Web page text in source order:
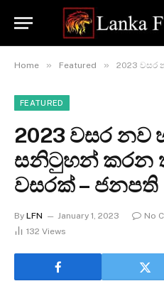
Home » Featured » 2023 වසර නව
FEATURED
2023 වසර නව
සනිටුහන් කරන
වසරක් – ජනපති
By LFN January 1, 2023 No
132 Views